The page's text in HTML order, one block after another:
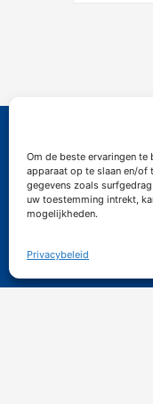
Om de beste ervaringen
apparaat op te slaan en/of
gegevens zoals
uw toestemming intrekt,
mogelijkheden.
Privacybeleid
Contact
Kontakt